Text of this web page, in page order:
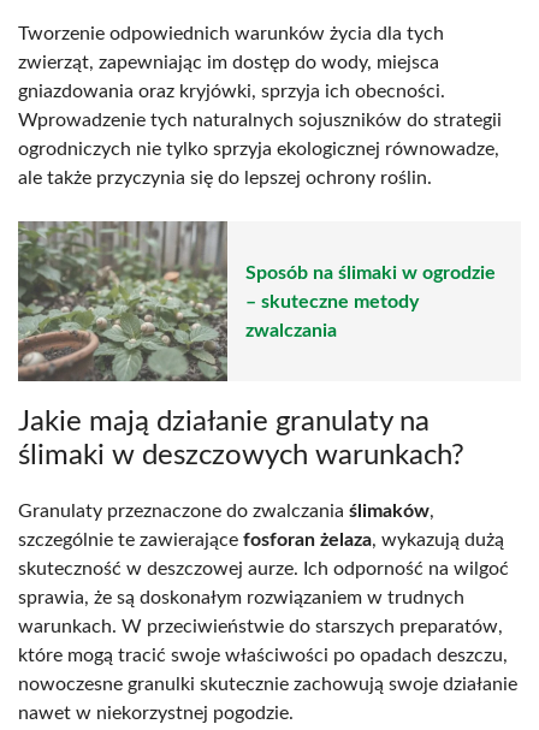
Tworzenie odpowiednich warunków życia dla tych
zwierząt, zapewniając im dostęp do wody, miejsca
gniazdowania oraz kryjówki, sprzyja ich obecności.
Wprowadzenie tych naturalnych sojuszników do strategii
ogrodniczych nie tylko sprzyja ekologicznej równowadze,
ale także przyczynia się do lepszej ochrony roślin.
Sposób na ślimaki w ogrodzie
– skuteczne metody
zwalczania
Jakie mają działanie granulaty na
ślimaki w deszczowych warunkach?
Granulaty przeznaczone do zwalczania ślimaków,
szczególnie te zawierające fosforan żelaza, wykazują dużą
skuteczność w deszczowej aurze. Ich odporność na wilgoć
sprawia, że są doskonałym rozwiązaniem w trudnych
warunkach. W przeciwieństwie do starszych preparatów,
które mogą tracić swoje właściwości po opadach deszczu,
nowoczesne granulki skutecznie zachowują swoje działanie
nawet w niekorzystnej pogodzie.